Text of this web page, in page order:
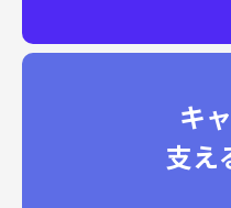
キ
支え